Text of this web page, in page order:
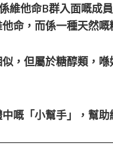
維他命B群入面嘅成
命，而係一種天然嘅
，但屬於糖醇類，
嘅「小幫手」，幫